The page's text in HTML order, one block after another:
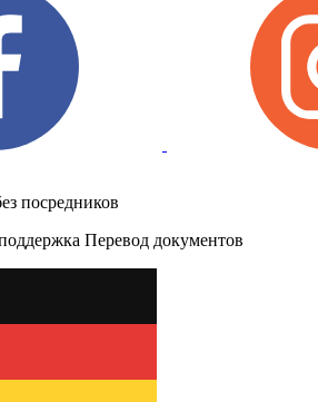
посредников
Перевод документов